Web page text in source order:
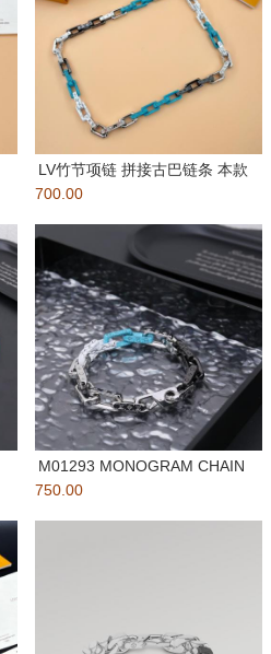
LV竹节项链 拼接古巴链条 本款
Monogram Ch
700.00
M01293 MONOGRAM CHAIN
手链新款LOU
750.00